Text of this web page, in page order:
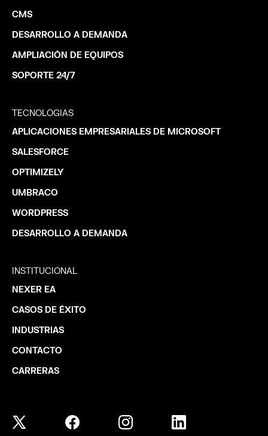
CMS
DESARROLLO A DEMANDA
AMPLIACIÓN DE EQUIPOS
SOPORTE 24/7
TECNOLOGIAS
APLICACIONES EMPRESARIALES DE MICROSOFT
SALESFORCE
OPTIMIZELY
UMBRACO
WORDPRESS
DESARROLLO A DEMANDA
INSTITUCIONAL
NEXER EA
CASOS DE ÉXITO
INDUSTRIAS
CONTACTO
CARRERAS